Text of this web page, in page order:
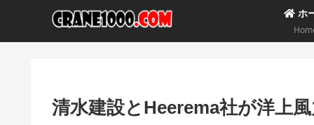
ホ
清水建設とHeerema社が洋上